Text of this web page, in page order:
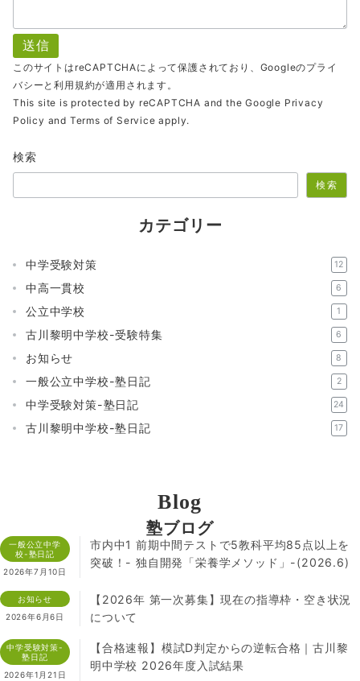
このサイトはreCAPTCHAによって保護されており、Googleのプライ
バシー と利用規約が適用されます。
This site is protected by reCAPTCHA and the Google Privacy
Policy and Terms of Service apply.
検索
検索
カテゴリー
中学受験対策 12
中高一貫校 6
公立中学校 1
古川黎明中学校-受験特集 6
お知らせ 8
一般公立中学校-塾日記 2
中学受験対策-塾日記 24
古川黎明中学校-塾日記 17
Blog
塾ブログ
一般公立中学
校-塾日記
2026年7月10日
市内中1 前期中間テストで5教科平均85点以上を
突破！- 独自開発「栄養学メソッド」-(2026.6)
お知らせ
2026年6月6日
【2026年 第一次募集】現在の指導枠・空き状況
について
中学受験対策-
塾日記
2026年1月21日
【合格速報】模試D判定からの逆転合格｜古川黎
明中学校 2026年度入試結果